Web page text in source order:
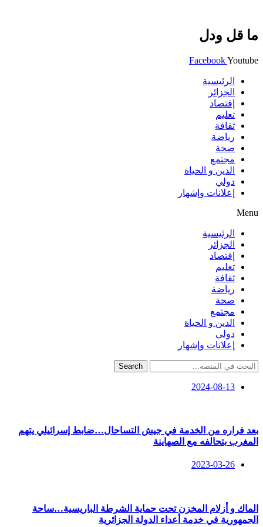
ما قل ودل
FacebookYoutube
الرئيسية
الجزائر
إقتصاد
تعليم
ثقافة
رياضة
صحة
مجتمع
الدين و الحياة
دولي
إعلانات وإشهار
Menu
الرئيسية
الجزائر
إقتصاد
تعليم
ثقافة
رياضة
صحة
مجتمع
الدين و الحياة
دولي
إعلانات وإشهار
Search
2024-08-13
بعد فراره من الخدمة في جيش التساحال…ضابط إسرائيلي يتهم
المغرب بتحالفه مع الصهاينة
2023-03-26
الماك و أزلام المخزن تحت حماية الشرطة الباريسية…ساحة
الجمهورية في خدمة أعداء الدولة الجزائرية